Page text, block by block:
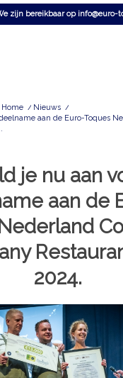
zijn bereikbaar op info@euro-
Home / Nieuws /
aan de Euro-Toques
je nu aan
aan de
2024.